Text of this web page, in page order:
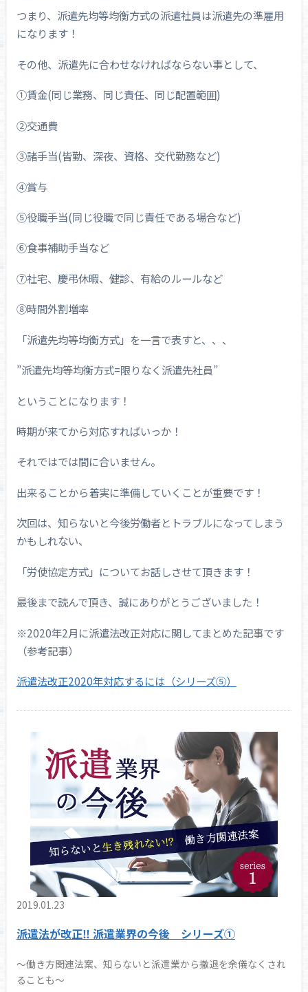
つまり、派遣先均等均衡方式の派遣社員は派遣先の準雇用
になります！
その他、派遣先に合わせなければならない事として、
①賃金(同じ業務、同じ責任、同じ配置範囲)
②交通費
③諸手当(皆勤、深夜、資格、交代勤務など)
④賞与
⑤役職手当(同じ役職で同じ責任である場合など)
⑥食事補助手当など
⑦社宅、慶弔休暇、健診、有給のルールなど
⑧時間外割増率
「派遣先均等均衡方式」を一言で表すと、、、
”派遣先均等均衡方式=限りなく派遣先社員”
ということになります！
時期が来てから対応すればいっか！
それではでは間に合いません。
出来ることから着実に準備していくことが重要です！
次回は、知らないと今後労働者とトラブルになってしまう
かもしれない、
「労使協定方式」についてお話しさせて頂きます！
最後まで読んで頂き、誠にありがとうございました！
※2020年2月に派遣法改正対応に関してまとめた記事です
（参考記事）
派遣法改正2020年対応するには（シリーズ⑤）
2019.01.23
派遣法が改正‼ 派遣業界の今後 シリーズ①
～働き方関連法案、知らないと派遣業から撤退を余儀なくされ
ることも～